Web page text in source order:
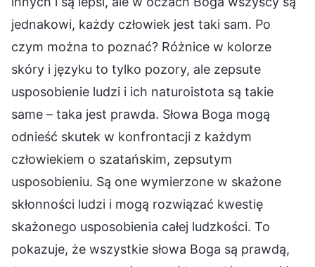
jednakowi, każdy człowiek jest taki sam. Po
czym można to poznać? Różnice w kolorze
skóry i języku to tylko pozory, ale zepsute
usposobienie ludzi i ich naturoistota są takie
same – taka jest prawda. Słowa Boga mogą
odnieść skutek w konfrontacji z każdym
człowiekiem o szatańskim, zepsutym
usposobieniu. Są one wymierzone w skażone
skłonności ludzi i mogą rozwiązać kwestię
skażonego usposobienia całej ludzkości. To
pokazuje, że wszystkie słowa Boga są prawdą,